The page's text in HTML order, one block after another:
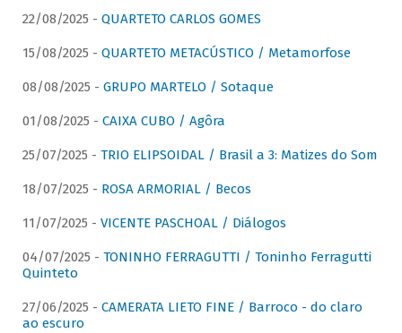
22/08/2025 - QUARTETO CARLOS GOMES
15/08/2025 - QUARTETO METACÚSTICO / Metamorfose
08/08/2025 - GRUPO MARTELO / Sotaque
01/08/2025 - CAIXA CUBO / Agôra
25/07/2025 - TRIO ELIPSOIDAL / Brasil a 3: Matizes do Som
18/07/2025 - ROSA ARMORIAL / Becos
11/07/2025 - VICENTE PASCHOAL / Diálogos
04/07/2025 - TONINHO FERRAGUTTI / Toninho Ferragutti
Quinteto
27/06/2025 - CAMERATA LIETO FINE / Barroco - do claro
ao escuro